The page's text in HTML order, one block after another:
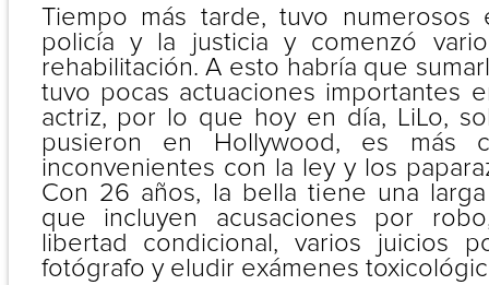
Tiempo más tarde, tuvo numerosos
policía y la justicia y comenzó
rehabilitación. A esto habría que
tuvo pocas actuaciones importantes
actriz, por lo que hoy en día, LiLo,
pusieron en Hollywood, es más
inconvenientes con la ley y los
Con 26 años, la bella tiene una
que incluyen acusaciones por
libertad condicional, varios juicios
fotógrafo y eludir exámenes